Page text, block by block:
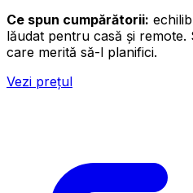
Ce spun cumpărătorii:
lăudat pentru casă și
care merită să-l planifici.
Vezi prețul